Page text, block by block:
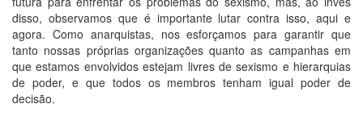
disso, observamos que é importante lutar contra isso, aqui e
agora. Como anarquistas, nos esforçamos para garantir que
tanto nossas próprias organizações quanto as campanhas em
que estamos envolvidos estejam livres de sexismo e hierarquias
de poder, e que todos os membros tenham igual poder de
decisão.